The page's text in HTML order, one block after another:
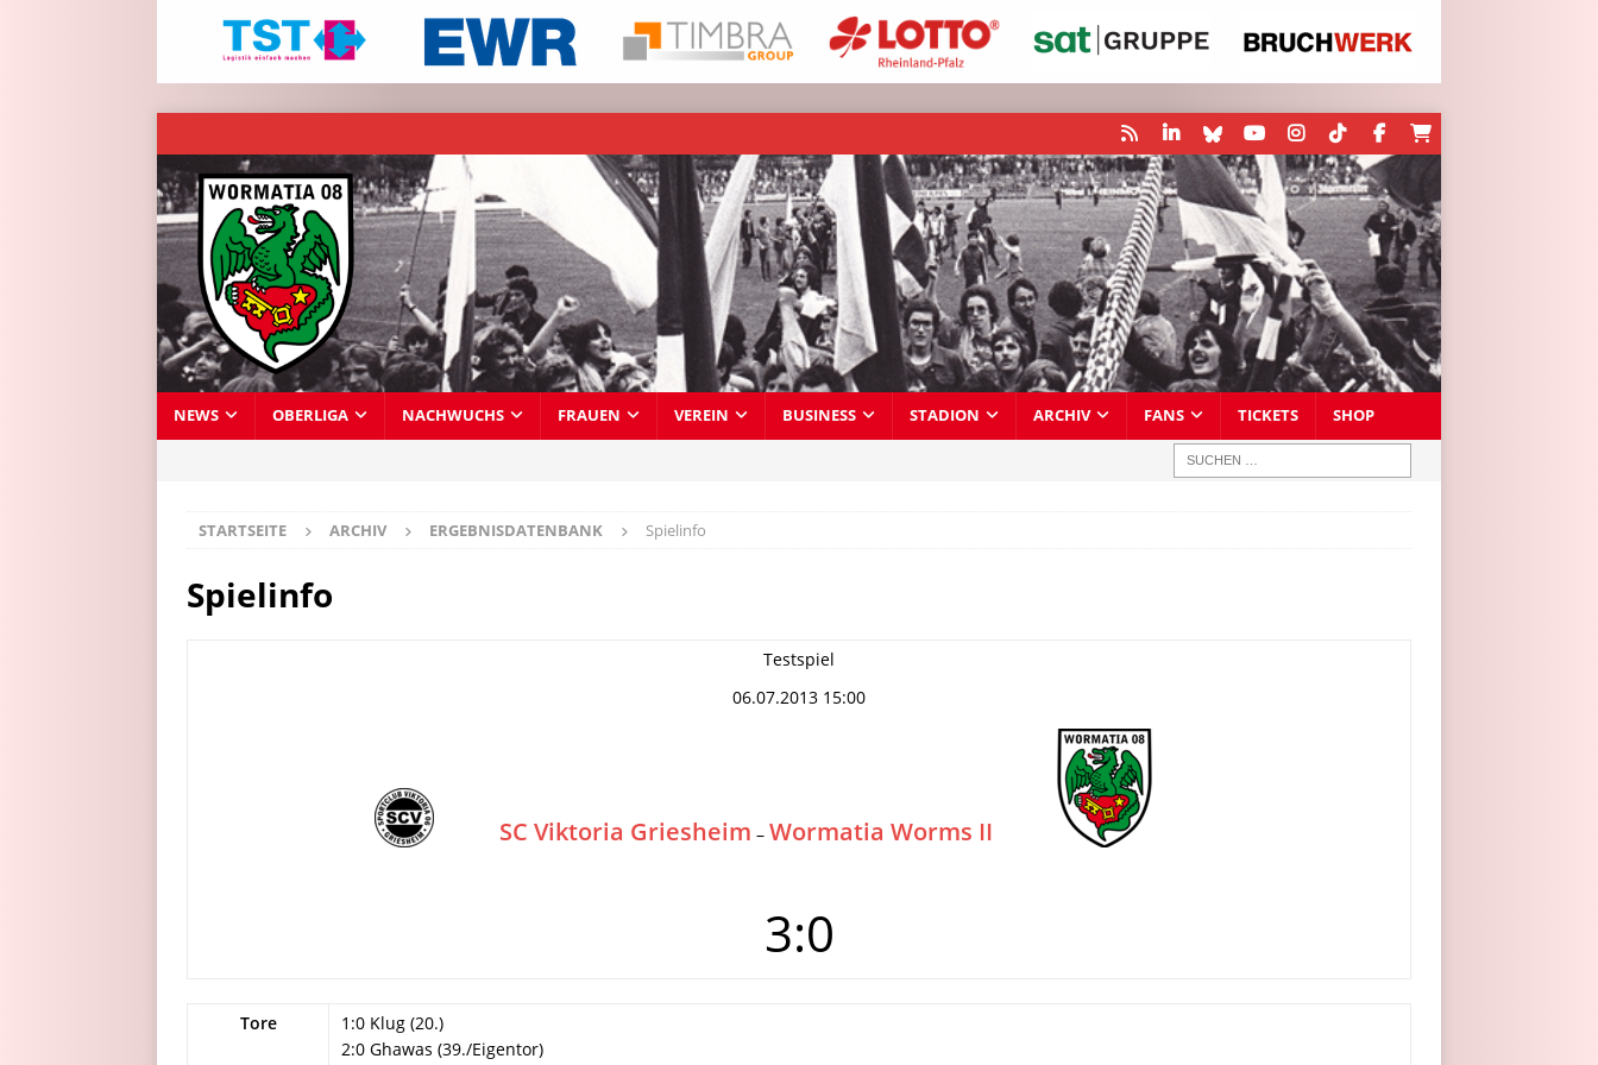
NEWS OBERLIGA NACHWUCHS FRAUEN VEREIN BUSINESS STADION ARCHIV FANS TICKETS SHOP
STARTSEITE ARCHIV ERGEBNISDATENBANK Spielinfo
Spielinfo
Testspiel
06.07.2013 15:00
SC Viktoria Griesheim – Wormatia Worms II
3:0
Tore
1:0 Klug (20.)
2:0 Ghawas (39./Eigentor)